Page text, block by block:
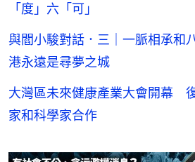
「度」六「可」
與閻小駿對話．三｜一脈相承
港永遠是尋夢之城
大灣區未來健康產業大會開幕
家和科學家合作